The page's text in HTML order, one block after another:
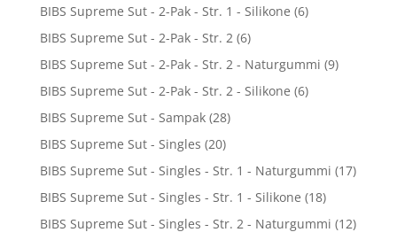
BIBS Supreme Sut - 2-Pak - Str. 1 - Silikone (6)
BIBS Supreme Sut - 2-Pak - Str. 2 (6)
BIBS Supreme Sut - 2-Pak - Str. 2 - Naturgummi (9)
BIBS Supreme Sut - 2-Pak - Str. 2 - Silikone (6)
BIBS Supreme Sut - Sampak (28)
BIBS Supreme Sut - Singles (20)
BIBS Supreme Sut - Singles - Str. 1 - Naturgummi (17)
BIBS Supreme Sut - Singles - Str. 1 - Silikone (18)
BIBS Supreme Sut - Singles - Str. 2 - Naturgummi (12)